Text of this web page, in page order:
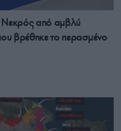
Νεκρός από αμβλύ
βρέθηκε το περασμένο